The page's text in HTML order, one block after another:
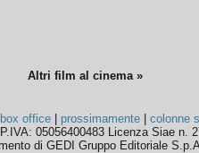
Altri film al cinema »
box office prossimamente |colonne
05056400483 Licenza Siae n.
di GEDI Gruppo Editoriale